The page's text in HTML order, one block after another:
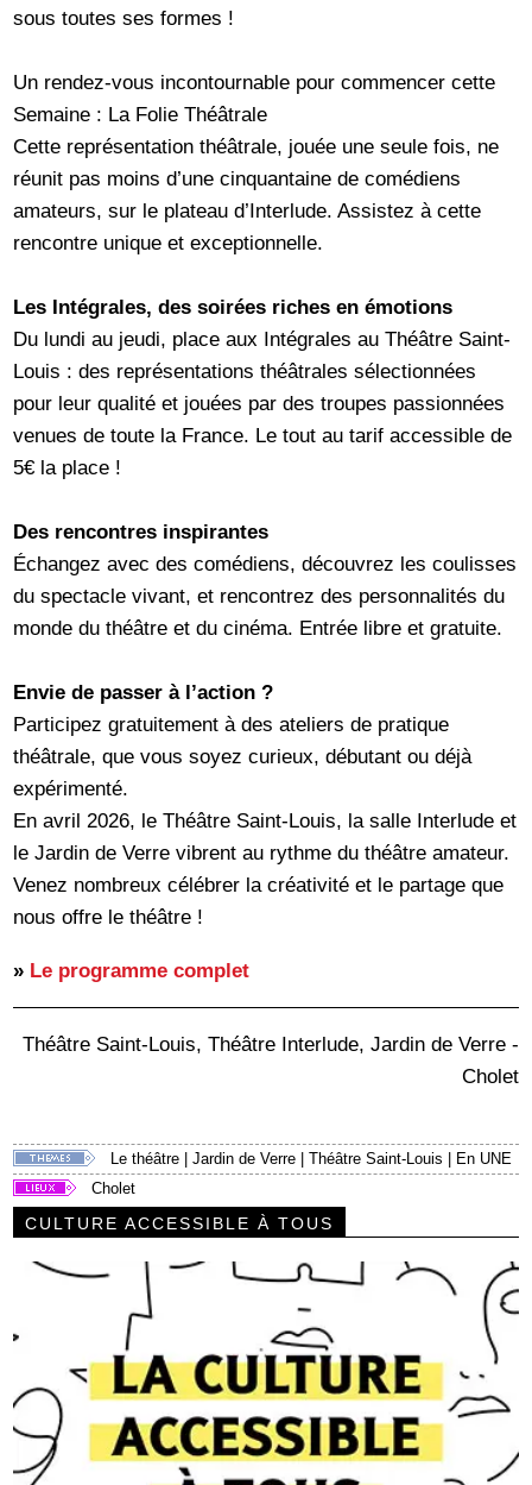
sous toutes ses formes !
Un rendez-vous incontournable pour commencer cette
Semaine : La Folie Théâtrale
Cette représentation théâtrale, jouée une seule fois, ne
réunit pas moins d’une cinquantaine de comédiens
amateurs, sur le plateau d’Interlude. Assistez à cette
rencontre unique et exceptionnelle.
Les Intégrales, des soirées riches en émotions
Du lundi au jeudi, place aux Intégrales au Théâtre Saint-
Louis : des représentations théâtrales sélectionnées
pour leur qualité et jouées par des troupes passionnées
venues de toute la France. Le tout au tarif accessible de
5€ la place !
Des rencontres inspirantes
Échangez avec des comédiens, découvrez les coulisses
du spectacle vivant, et rencontrez des personnalités du
monde du théâtre et du cinéma. Entrée libre et gratuite.
Envie de passer à l’action ?
Participez gratuitement à des ateliers de pratique
théâtrale, que vous soyez curieux, débutant ou déjà
expérimenté.
En avril 2026, le Théâtre Saint-Louis, la salle Interlude et
le Jardin de Verre vibrent au rythme du théâtre amateur.
Venez nombreux célébrer la créativité et le partage que
nous offre le théâtre !
» Le programme complet
Théâtre Saint-Louis, Théâtre Interlude, Jardin de Verre -
Cholet
Le théâtre |Jardin de Verre |Théâtre Saint-Louis
En UNE
Cholet
CULTURE ACCESSIBLE À TOUS